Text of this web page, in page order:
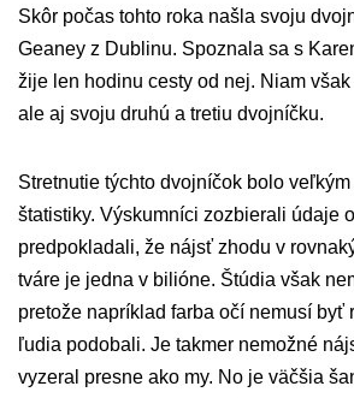
Skôr počas tohto roka našla svoju
Geaney z Dublinu. Spoznala sa s
žije len hodinu cesty od nej. Niam
ale aj svoju druhú a tretiu dvojníčku.
Stretnutie týchto dvojníčok bolo
štatistiky. Výskumníci zozbierali údaje
predpokladali, že nájsť zhodu v
tváre je jedna v bilióne. Štúdia však
pretože napríklad farba očí nemusí byť
ľudia podobali. Je takmer nemožné
vyzeral presne ako my. No je väčšia